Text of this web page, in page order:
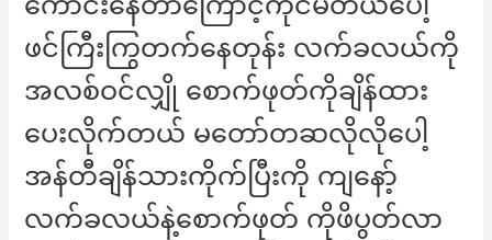
ဖင်ကြီးကြွတက်နေတုန်း လက်ခလယ်ကို
အလစ်ဝင်လျှို စောက်ဖုတ်ကိုချိန်ထား
ပေးလိုက်တယ် မတော်တဆလိုလိုပေါ့
အန်တီချိန်သားကိုက်ပြီးကို ကျနော့်
လက်ခလယ်နဲ့စောက်ဖုတ် ကိုဖိပွတ်လာ